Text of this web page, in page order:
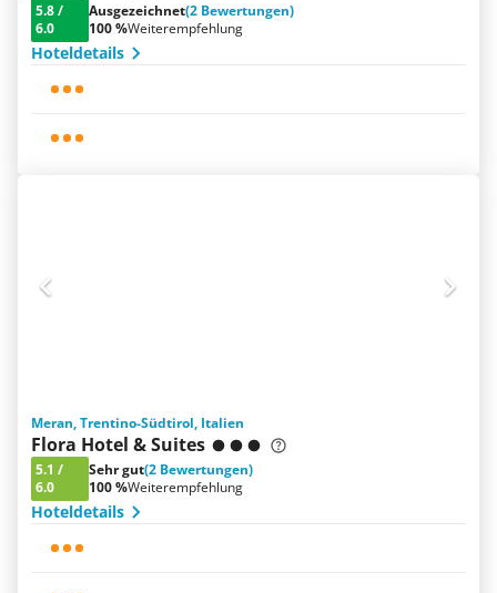
5.8/
6.0
Ausgezeichnet(2 Bewertungen)
100 %Weiterempfehlung
Hoteldetails
Meran, Trentino-Südtirol, Italien
Flora Hotel & Suites
5.1 /
6.0
Sehr gut(2 Bewertungen)
100 %Weiterempfehlung
Hoteldetails